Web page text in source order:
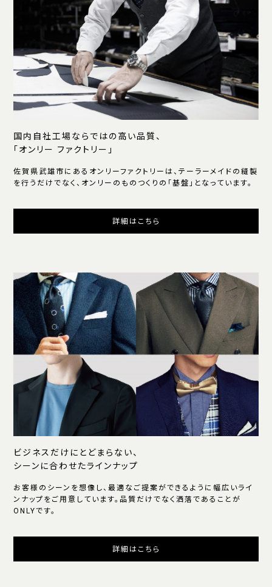
国内自社工場ならではの高い品質、
「オンリー ファクトリー」
佐賀県武雄市にあるオンリーファクトリーは、テーラーメイドの縫製
を行うだけでなく、オンリーのものつくりの「基盤」となっています。
詳細はこちら
ビジネスだけにとどまらない、
シーンに合わせたラインナップ
お客様のシーンを想像し、最適なご提案ができるように幅広いライ
ンナップをご用意しています。品質だけでなく洒落であることが
ONLYです。
詳細はこちら